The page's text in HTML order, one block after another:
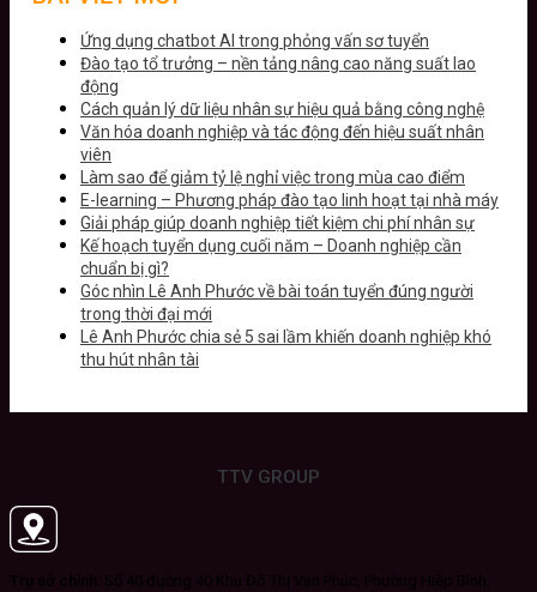
Ứng dụng chatbot AI trong phỏng vấn sơ tuyển
Đào tạo tổ trưởng – nền tảng nâng cao năng suất lao
động
Cách quản lý dữ liệu nhân sự hiệu quả bằng công nghệ
Văn hóa doanh nghiệp và tác động đến hiệu suất nhân
viên
Làm sao để giảm tỷ lệ nghỉ việc trong mùa cao điểm
E-learning – Phương pháp đào tạo linh hoạt tại nhà máy
Giải pháp giúp doanh nghiệp tiết kiệm chi phí nhân sự
Kế hoạch tuyển dụng cuối năm – Doanh nghiệp cần
chuẩn bị gì?
Góc nhìn Lê Anh Phước về bài toán tuyển đúng người
trong thời đại mới
Lê Anh Phước chia sẻ 5 sai lầm khiến doanh nghiệp khó
thu hút nhân tài
TTV GROUP